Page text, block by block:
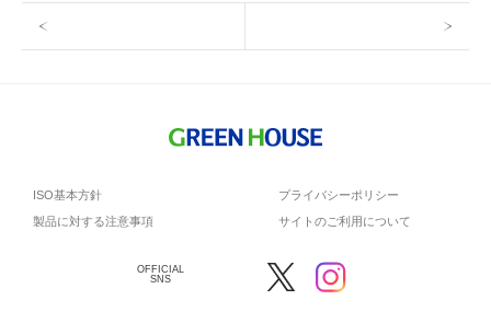
ISO基本方針
プライバシーポリシー
製品に対する注意事項
サイトのご利用について
OFFICIAL
SNS